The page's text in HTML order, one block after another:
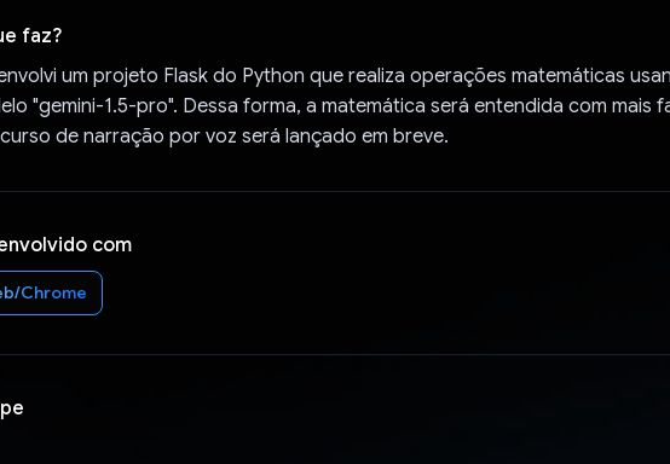
faz?
um projeto Flask do Python que realiza operações matemáticas
"gemini-1.5-pro". Dessa forma, a matemática será entendida com mais
de narração por voz será lançado em breve.
com
Chrome